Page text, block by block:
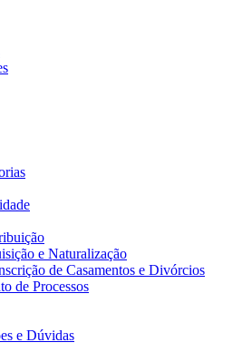
e Naturalização
de Casamentos e Divórcios
de Processos
e Dúvidas